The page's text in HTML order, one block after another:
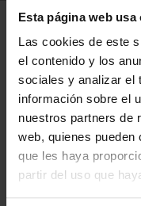
Esta página web usa
Las cookies de este
el contenido y los
sociales y analizar el
información sobre el
nuestros partners de
web, quienes pueden
que les haya
partir del uso que
2 Productos encontrados